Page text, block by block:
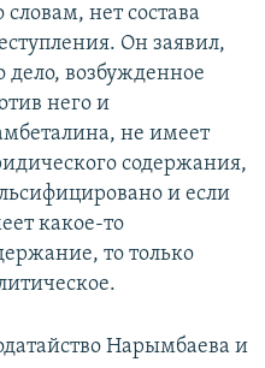
словам, нет состава
Он заявил,
дело, возбужденное
него и
не имеет
содержания,
и если
какое-то
то только
Нарымбаева и